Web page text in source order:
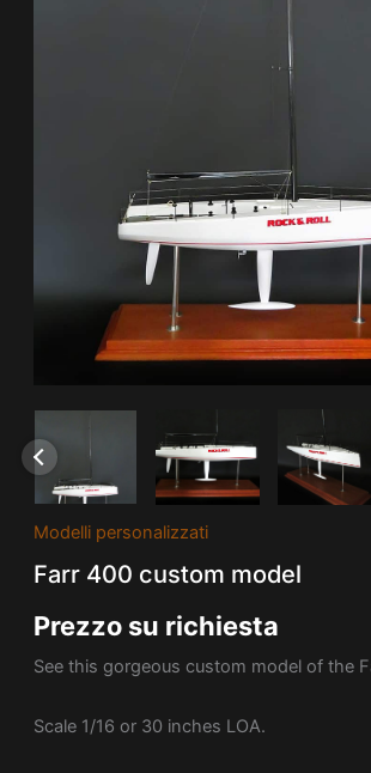
Modelli personalizzati
Farr 400 custom model
Prezzo su richiesta
See this gorgeous custom model of the
Scale 1/16 or 30 inches LOA.